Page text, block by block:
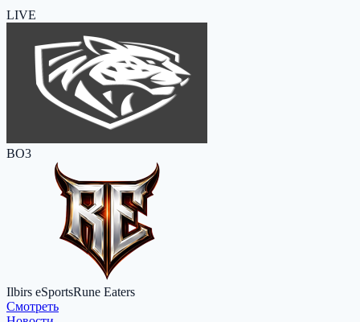
LIVE
BO3
Ilbirs eSportsRune Eaters
Cмотреть